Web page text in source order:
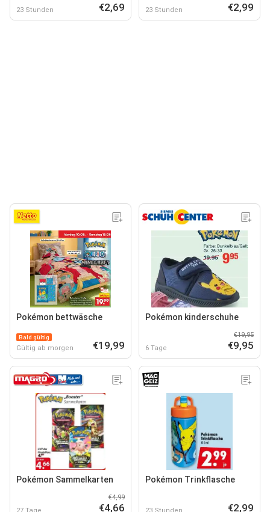
23 Stunden €2,69 23 Stunden €2,99
Pokémon bettwäsche
Bald gültig
Gültig ab morgen €19,99
Pokémon kinderschuhe
6 Tage
€19,95
€9,95
Pokémon Sammelkarten
27 Tage
€4,99
€4,66
Pokémon Trinkflasche
23 Stunden €2,99